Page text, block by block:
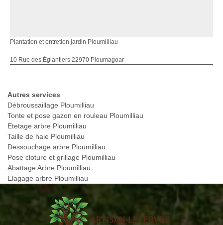
Plantation et entretien jardin Ploumilliau
10 Rue des Églantiers 22970 Ploumagoar
Autres services
Débroussaillage Ploumilliau
Tonte et pose gazon en rouleau Ploumilliau
Etetage arbre Ploumilliau
Taille de haie Ploumilliau
Dessouchage arbre Ploumilliau
Pose cloture et grillage Ploumilliau
Abattage Arbre Ploumilliau
Elagage arbre Ploumilliau